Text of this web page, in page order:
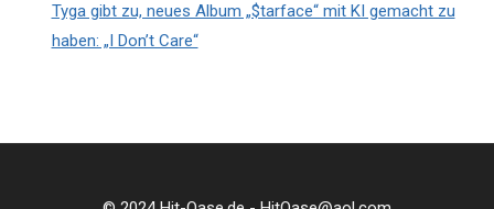
Tyga gibt zu, neues Album „$tarface“ mit KI gemacht zu
haben: „I Don’t Care“